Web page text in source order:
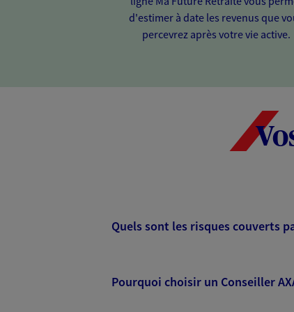
d'estimer à date les revenus que
percevrez après votre vie active.
Quels sont les risques couverts
Pourquoi choisir un Conseiller